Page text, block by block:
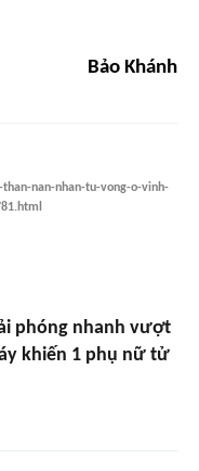
Bảo Khánh
nan-nhan-tu-vong-o-vinh-
phóng nhanh vượt
khiến 1 phụ nữ tử